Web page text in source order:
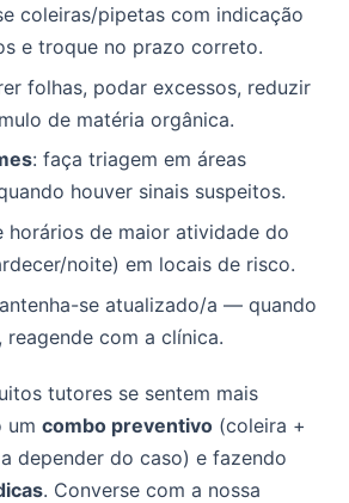
coleiras/pipetas com indicação
e troque no prazo correto.
folhas, podar excessos, reduzir
de matéria orgânica.
: faça triagem em áreas
houver sinais suspeitos.
horários de maior atividade do
noite) em locais de risco.
se atualizado/a — quando
reagende com a clínica.
tutores se sentem mais
um combo preventivo (coleira +
depender do caso) e fazendo
. Converse com a nossa